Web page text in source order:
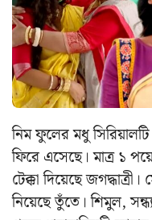
নিম ফুলের মধু
ফিরে এসেছে। মাত্র ১
টেক্কা দিয়েছে
নিয়েছে তুঁতে। শিমুল,